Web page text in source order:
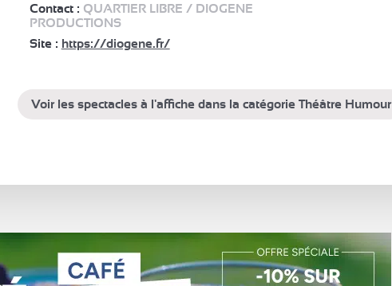
Contact : QUARTIER LIBRE / DIOGENE
PRODUCTIONS
Site : https://diogene.fr/
Voir les spectacles à l'affiche dans la catégorie Théâtre Humour